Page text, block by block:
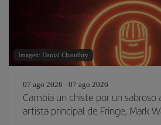
Imagen: Danial Chaudhry
07 ago 2026 - 07 ago 2026
Cambia un chiste por un
artista principal de Fringe, Mark